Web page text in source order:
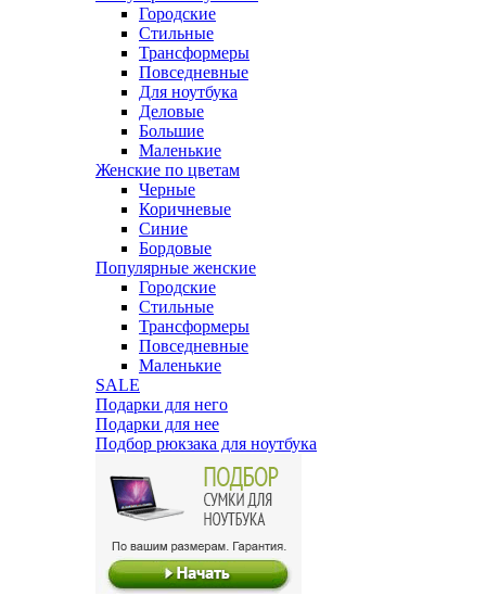
Городские
Стильные
Трансформеры
Повседневные
Для ноутбука
Деловые
Большие
Маленькие
Женские по цветам
Черные
Коричневые
Синие
Бордовые
Популярные женские
Городские
Стильные
Трансформеры
Повседневные
Маленькие
SALE
Подарки для него
Подарки для нее
Подбор рюкзака для ноутбука